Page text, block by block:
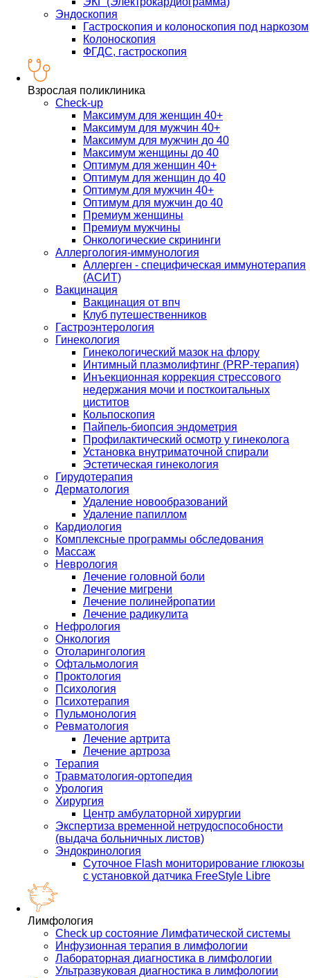
Эндоскопия
Гастроскопия и колоноскопия под наркозом
Колоноскопия
ФГДС, гастроскопия
Взрослая поликлиника
Check-up
Максимум для женщин 40+
Максимум для мужчин 40+
Максимум для мужчин до 40
Максимум женщины до 40
Оптимум для женщин 40+
Оптимум для женщин до 40
Оптимум для мужчин 40+
Оптимум для мужчин до 40
Премиум женщины
Премиум мужчины
Онкологические скрининги
Аллергология-иммунология
Аллерген - специфическая иммунотерапия
(АСИТ)
Вакцинация
Вакцинация от впч
Клуб путешественников
Гастроэнтерология
Гинекология
Гинекологический мазок на флору
Интимный плазмолифтинг (PRP-терапия)
Инъекционная коррекция стрессового
недержания мочи и посткоитальных
циститов
Кольпоскопия
Пайпель-биопсия эндометрия
Профилактический осмотр у гинеколога
Установка внутриматочной спирали
Эстетическая гинекология
Гирудотерапия
Дерматология
Удаление новообразований
Удаление папиллом
Кардиология
Комплексные программы обследования
Массаж
Неврология
Лечение головной боли
Лечение мигрени
Лечение полинейропатии
Лечение радикулита
Нефрология
Онкология
Отоларингология
Офтальмология
Проктология
Психология
Психотерапия
Пульмонология
Ревматология
Лечение артрита
Лечение артроза
Терапия
Травматология-ортопедия
Урология
Хирургия
Центр амбулаторной хирургии
Экспертиза временной нетрудоспособности
(выдача больничных листов)
Эндокринология
Суточное Flash мониторирование глюкозы
с установкой датчика FreeStyle Libre
Лимфология
Check up состояние Лимфатической системы
Инфузионная терапия в лимфологии
Лабораторная диагностика в лимфологии
Ультразвуковая диагностика в лимфологии